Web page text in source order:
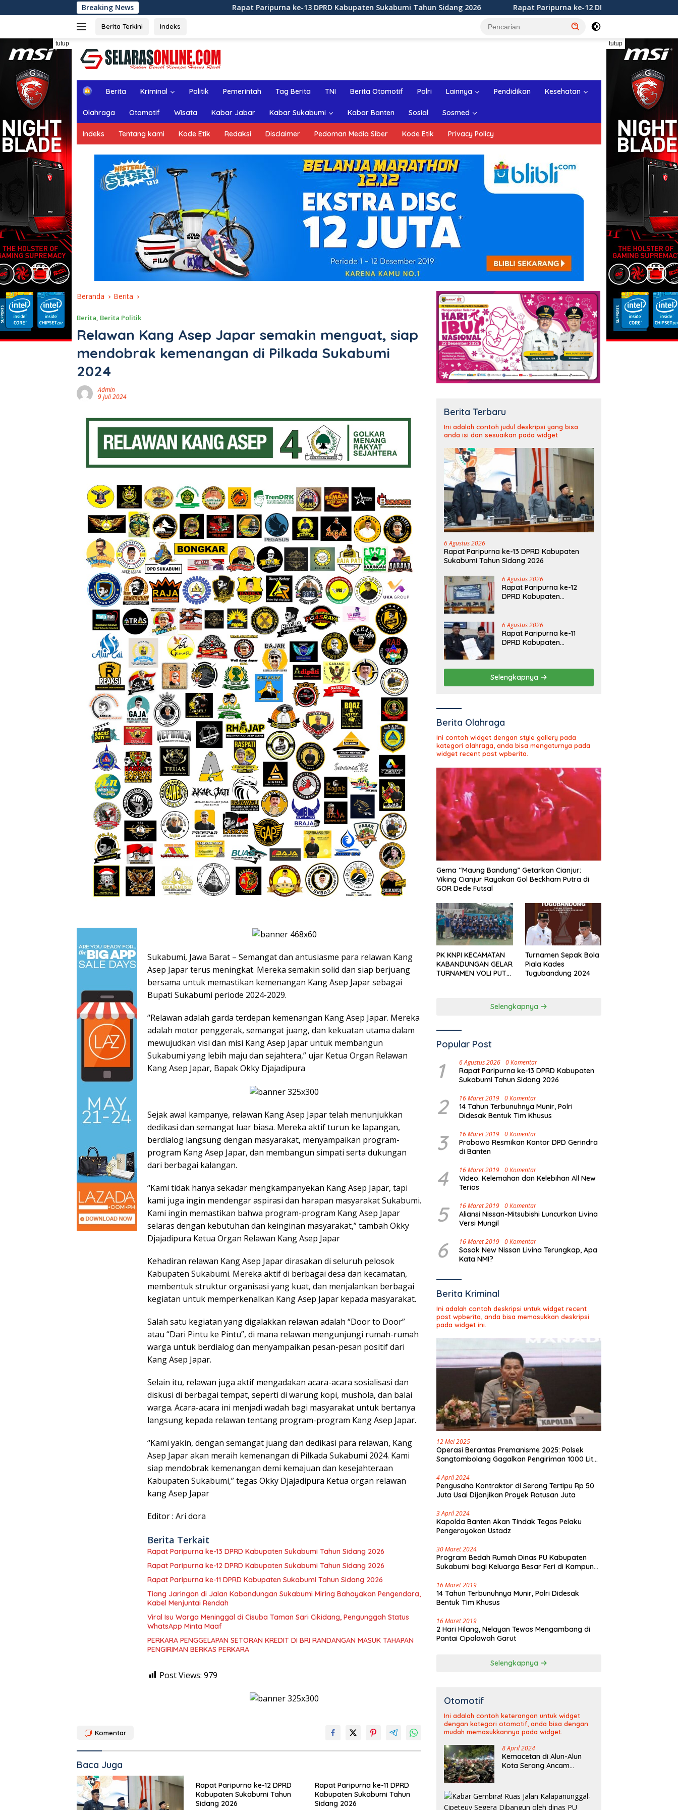
ke
Breaking News Rapat Paripurna ke-13 DPRD Kabupaten Sukabumi Tahun Sidang 2026 Rapat Paripurna ke-12 DPRD Kabupaten Sukabumi Tahun Sidang 2026
Berita Terkini Indeks
tutup tutup
H
m
e
Berita Kriminal Politik Pemerintah Tag Berita TNI Berita Otomotif Polri Lainnya Pendidikan Kesehatan
Olahraga Otomotif Wisata Kabar Jabar Kabar Sukabumi Kabar Banten Sosial Sosmed
Indeks Tentang kami Kode Etik Redaksi Disclaimer Pedoman Media Siber Kode Etik Privacy Policy
Beranda Berita
Berita, Berita Politik
Relawan Kang Asep Japar semakin menguat, siap
mendobrak kemenangan di Pilkada Sukabumi
2024
Admin
9 Juli 2024
Sukabumi, Jawa Barat – Semangat dan antusiasme para relawan Kang
Asep Japar terus meningkat. Mereka semakin solid dan siap berjuang
bersama untuk memastikan kemenangan Kang Asep Japar sebagai
Bupati Sukabumi periode 2024-2029.
“Relawan adalah garda terdepan kemenangan Kang Asep Japar. Mereka
adalah motor penggerak, semangat juang, dan kekuatan utama dalam
mewujudkan visi dan misi Kang Asep Japar untuk membangun
Sukabumi yang lebih maju dan sejahtera,” ujar Ketua Organ Relawan
Kang Asep Japar, Bapak Okky Djajadipura
Sejak awal kampanye, relawan Kang Asep Japar telah menunjukkan
dedikasi dan semangat luar biasa. Mereka aktif turun ke lapangan,
berdialog langsung dengan masyarakat, menyampaikan program-
program Kang Asep Japar, dan membangun simpati serta dukungan
dari berbagai kalangan.
“Kami tidak hanya sekadar mengkampanyekan Kang Asep Japar, tapi
kami juga ingin mendengar aspirasi dan harapan masyarakat Sukabumi.
Kami ingin memastikan bahwa program-program Kang Asep Japar
selaras dengan kebutuhan dan keinginan masyarakat,” tambah Okky
Djajadipura Ketua Organ Relawan Kang Asep Japar
Kehadiran relawan Kang Asep Japar dirasakan di seluruh pelosok
Kabupaten Sukabumi. Mereka aktif di berbagai desa dan kecamatan,
membentuk struktur organisasi yang kuat, dan menjalankan berbagai
kegiatan untuk memperkenalkan Kang Asep Japar kepada masyarakat.
Salah satu kegiatan yang digalakkan relawan adalah “Door to Door”
atau “Dari Pintu ke Pintu”, di mana relawan mengunjungi rumah-rumah
warga untuk berdialog dan menyampaikan pesan-pesan positif dari
Kang Asep Japar.
Selain itu, relawan juga aktif mengadakan acara-acara sosialisasi dan
diskusi di berbagai tempat, seperti di warung kopi, mushola, dan balai
warga. Acara-acara ini menjadi wadah bagi masyarakat untuk bertanya
langsung kepada relawan tentang program-program Kang Asep Japar.
“Kami yakin, dengan semangat juang dan dedikasi para relawan, Kang
Asep Japar akan meraih kemenangan di Pilkada Sukabumi 2024. Kami
siap mendobrak kemenangan demi kemajuan dan kesejahteraan
Kabupaten Sukabumi,” tegas Okky Djajadipura Ketua organ relawan
kang Asep Japar
Editor : Ari dora
Berita Terkait
Rapat Paripurna ke-13 DPRD Kabupaten Sukabumi Tahun Sidang 2026
Rapat Paripurna ke-12 DPRD Kabupaten Sukabumi Tahun Sidang 2026
Rapat Paripurna ke-11 DPRD Kabupaten Sukabumi Tahun Sidang 2026
Tiang Jaringan di Jalan Kabandungan Sukabumi Miring Bahayakan Pengendara,
Kabel Menjuntai Rendah
Viral Isu Warga Meninggal di Cisuba Taman Sari Cikidang, Pengunggah Status
WhatsApp Minta Maaf
PERKARA PENGGELAPAN SETORAN KREDIT DI BRI RANDANGAN MASUK TAHAPAN
PENGIRIMAN BERKAS PERKARA
Post Views: 979
Komentar
Baca Juga
Rapat Paripurna ke-12 DPRD
Kabupaten Sukabumi Tahun
Sidang 2026
Rapat Paripurna ke-11 DPRD
Kabupaten Sukabumi Tahun
Sidang 2026
Berita Terbaru
Ini adalah contoh judul deskripsi yang bisa
anda isi dan sesuaikan pada widget
6 Agustus 2026
Rapat Paripurna ke-13 DPRD Kabupaten
Sukabumi Tahun Sidang 2026
6 Agustus 2026
Rapat Paripurna ke-12
DPRD Kabupaten
6 Agustus 2026
Rapat Paripurna ke-11
DPRD Kabupaten
Selengkapnya
Berita Olahraga
Ini contoh widget dengan style gallery pada
kategori olahraga, anda bisa mengaturnya pada
widget recent post wpberita.
Gema “Maung Bandung” Getarkan Cianjur:
Viking Cianjur Rayakan Gol Beckham Putra di
GOR Dede Futsal
PK KNPI KECAMATAN
KABANDUNGAN GELAR
TURNAMEN VOLI PUTRI
Turnamen Sepak Bola
Piala Kades
Tugubandung 2024
Selengkapnya
Popular Post
1 6 Agustus 2026 0 Komentar
Rapat Paripurna ke-13 DPRD Kabupaten
Sukabumi Tahun Sidang 2026
2 16 Maret 2019 0 Komentar
14 Tahun Terbunuhnya Munir, Polri
Didesak Bentuk Tim Khusus
3 16 Maret 2019 0 Komentar
Prabowo Resmikan Kantor DPD Gerindra
di Banten
4 16 Maret 2019 0 Komentar
Video: Kelemahan dan Kelebihan All New
Terios
5 16 Maret 2019 0 Komentar
Aliansi Nissan-Mitsubishi Luncurkan Livina
Versi Mungil
6 16 Maret 2019 0 Komentar
Sosok New Nissan Livina Terungkap, Apa
Kata NMI?
Berita Kriminal
Ini adalah contoh deskripsi untuk widget recent
post wpberita, anda bisa memasukkan deskripsi
pada widget ini.
12 Mei 2025
Operasi Berantas Premanisme 2025: Polsek
Sangtombolang Gagalkan Pengiriman 1000 Liter
4 April 2024
Pengusaha Kontraktor di Serang Tertipu Rp 50
Juta Usai Dijanjikan Proyek Ratusan Juta
3 April 2024
Kapolda Banten Akan Tindak Tegas Pelaku
Pengeroyokan Ustadz
30 Maret 2024
Program Bedah Rumah Dinas PU Kabupaten
Sukabumi bagi Keluarga Besar Feri di Kampung
16 Maret 2019
14 Tahun Terbunuhnya Munir, Polri Didesak
Bentuk Tim Khusus
16 Maret 2019
2 Hari Hilang, Nelayan Tewas Mengambang di
Pantai Cipalawah Garut
Selengkapnya
Otomotif
Ini adalah contoh keterangan untuk widget
dengan kategori otomotif, anda bisa dengan
mudah memasukkannya pada widget.
8 April 2024
Kemacetan di Alun-Alun
Kota Serang Ancam